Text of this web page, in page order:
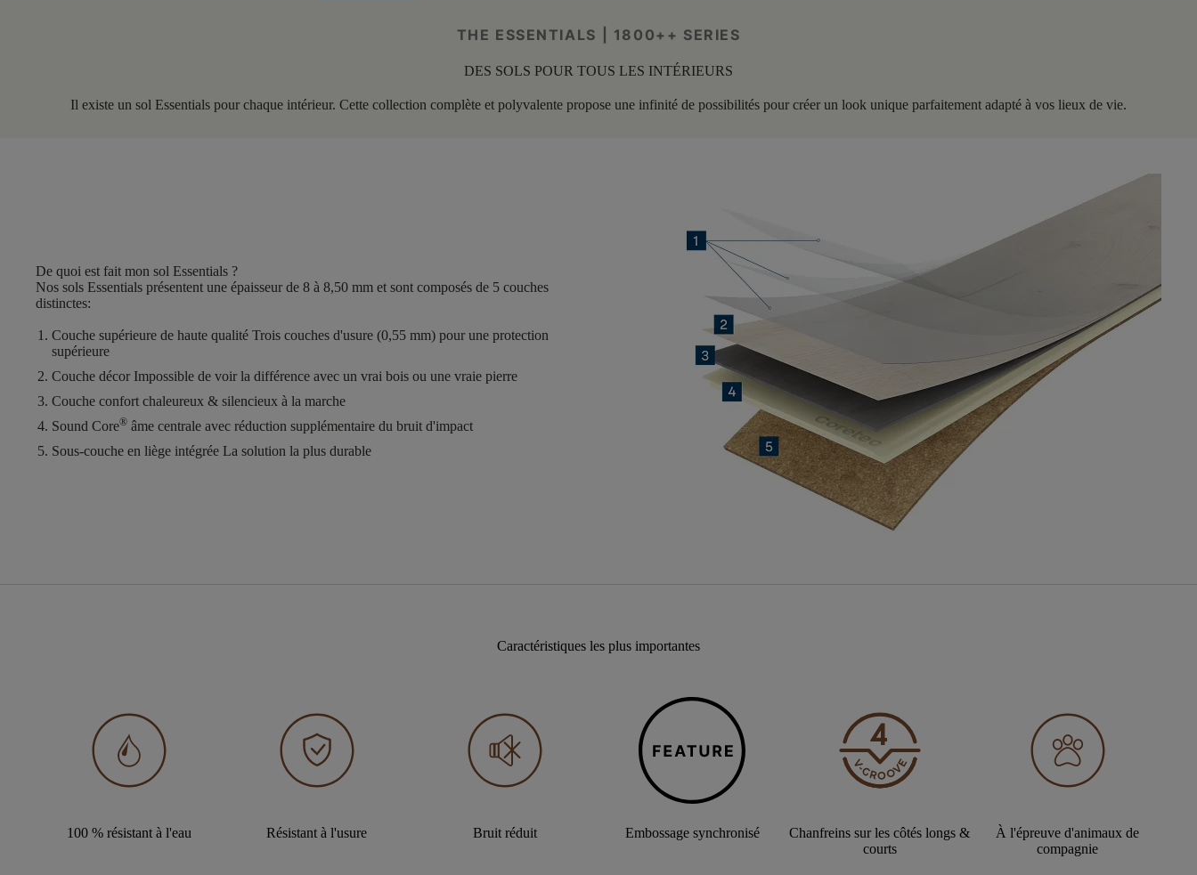
THE ESSENTIALS | 1800++ SERIES
DES SOLS POUR TOUS LES INTÉRIEURS
Il existe un sol Essentials pour chaque intérieur. Cette collection complète et polyvalente propose une infinité de possibilités pour créer un look unique parfaitement adapté à vos lieux de vie.
De quoi est fait mon sol Essentials ?
Nos sols Essentials présentent une épaisseur de 8 à 8,50 mm et sont composés de 5 couches
distinctes:
Couche supérieure de haute qualité Trois couches d'usure (0,55 mm) pour une protection
supérieure
Couche décor Impossible de voir la différence avec un vrai bois ou une vraie pierre
Couche confort chaleureux & silencieux à la marche
Sound Core® âme centrale avec réduction supplémentaire du bruit d'impact
Sous-couche en liège intégrée La solution la plus durable
Caractéristiques les plus importantes
100 % résistant à l'eau Résistant à l'usure Bruit réduit Embossage synchronisé
Chanfreins sur les côtés longs &
courts
À l'épreuve d'animaux de
compagnie